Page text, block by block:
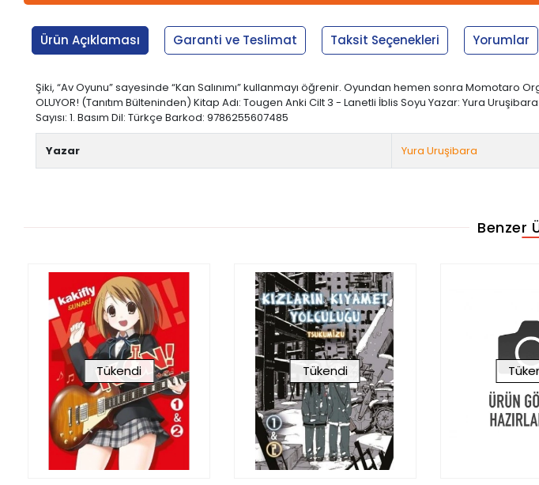
Ürün Açıklaması Garanti ve Teslimat Taksit Seçenekleri Yorumlar
Şiki, “Av Oyunu” sayesinde “Kan Salınımı” kullanmayı öğrenir. Oyundan hemen sonra Momotaro
OLUYOR! (Tanıtım Bülteninden) Kitap Adı: Tougen Anki Cilt 3 - Lanetli İblis Soyu Yazar: Yura Uruşibara
Sayısı: 1. Basım Dil: Türkçe Barkod: 9786255607485
Yazar Yura Uruşibara
Benzer
Tükendi Tükendi